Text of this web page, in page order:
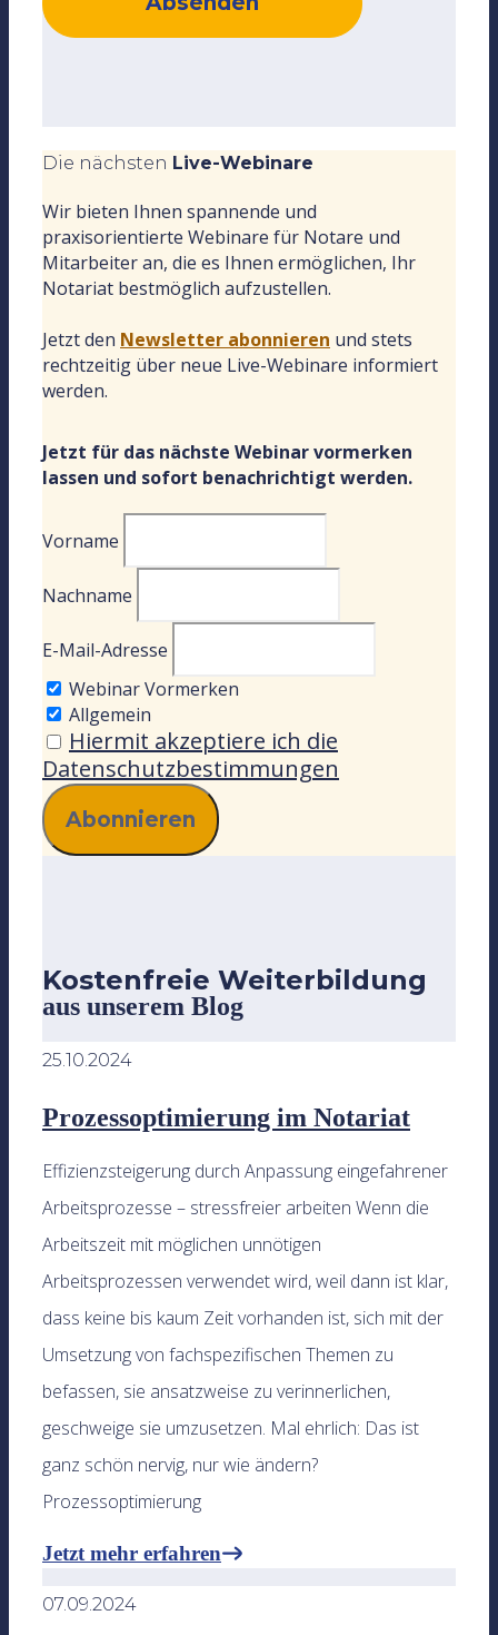
Die nächsten Live-Webinare
Wir bieten Ihnen spannende und
praxisorientierte Webinare für Notare und
Mitarbeiter an, die es Ihnen ermöglichen, Ihr
Notariat bestmöglich aufzustellen.
Jetzt den Newsletter abonnieren und stets
rechtzeitig über neue Live-Webinare informiert
werden.
Jetzt für das nächste Webinar vormerken
lassen und sofort benachrichtigt werden.
Vorname
Nachname
E-Mail-Adresse
Webinar Vormerken
Allgemein
Hiermit akzeptiere ich die
Datenschutzbestimmungen
Kostenfreie Weiterbildung
aus unserem Blog
25.10.2024
Prozessoptimierung im Notariat
Effizienzsteigerung durch Anpassung eingefahrener
Arbeitsprozesse – stressfreier arbeiten Wenn die
Arbeitszeit mit möglichen unnötigen
Arbeitsprozessen verwendet wird, weil dann ist klar,
dass keine bis kaum Zeit vorhanden ist, sich mit der
Umsetzung von fachspezifischen Themen zu
befassen, sie ansatzweise zu verinnerlichen,
geschweige sie umzusetzen. Mal ehrlich: Das ist
ganz schön nervig, nur wie ändern?
Prozessoptimierung
Jetzt mehr erfahren
07.09.2024